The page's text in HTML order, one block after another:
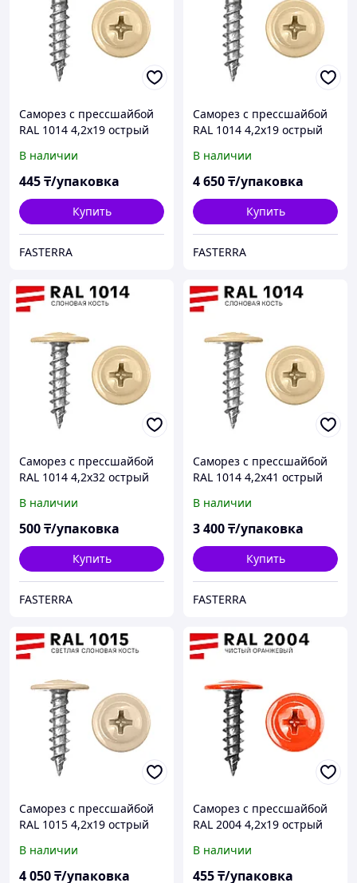
Саморез с прессшайбой
RAL 1014 4,2х19 острый
В наличии
445₸/упаковка
Купить
FASTERRA
Саморез с прессшайбой
RAL 1014 4,2х19 острый
В наличии
4 650₸/упаковка
Купить
FASTERRA
Саморез с прессшайбой
RAL 1014 4,2х32 острый
В наличии
500₸/упаковка
Купить
FASTERRA
Саморез с прессшайбой
RAL 1014 4,2х41 острый
В наличии
3 400₸/упаковка
Купить
FASTERRA
Саморез с прессшайбой
RAL 1015 4,2х19 острый
В наличии
4 050₸/упаковка
Саморез с прессшайбой
RAL 2004 4,2х19 острый
В наличии
455₸/упаковка